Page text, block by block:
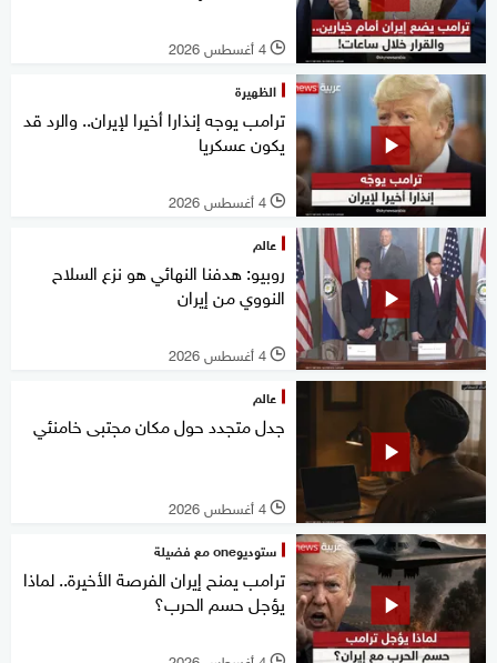
l 4 أغسطس 2026
الظهيرة
ترامب يوجه إنذارا أخيرا لإيران.. والرد قد
يكون عسكريا
l 4 أغسطس 2026
عالم
روبيو: هدفنا النهائي هو نزع السلاح
النووي من إيران
l 4 أغسطس 2026
عالم
جدل متجدد حول مكان مجتبى خامنئي
l 4 أغسطس 2026
ستوديوone مع فضيلة
ترامب يمنح إيران الفرصة الأخيرة.. لماذا
يؤجل حسم الحرب؟